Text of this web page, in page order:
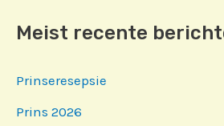
Meist recente
Prinseresepsie
Prins 2026